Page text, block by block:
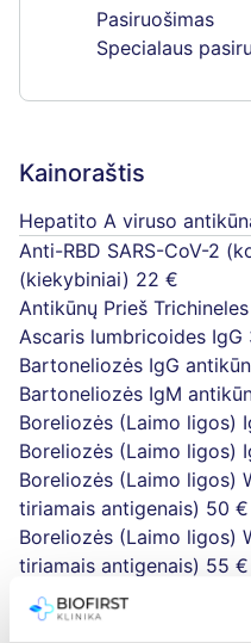
Pasiruošimas
Specialaus
Kainoraštis
Hepatito A viruso
Anti-RBD SARS-CoV-2
(kiekybiniai) 22 €
Antikūnų Prieš
Ascaris lumbricoides IgG
Bartoneliozės IgG
Bartoneliozės IgM
Boreliozės (Laimo ligos)
Boreliozės (Laimo ligos)
Boreliozės (Laimo ligos)
tiriamais antigenais) 50 €
Boreliozės (Laimo ligos)
tiriamais antigenais) 55 €
Bruceliozės IgG
Candida albicans